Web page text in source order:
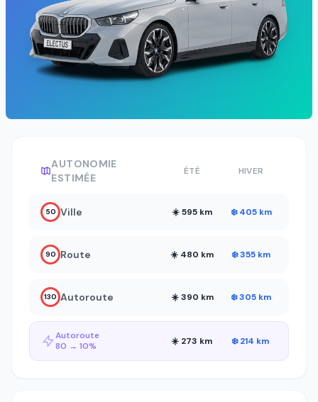
AUTONOMIE
ESTIMÉE
ÉTÉ HIVER
50 Ville ☀️ 595 km ❄️ 405 km
90 Route ☀️ 480 km ❄️ 355 km
130 Autoroute ☀️ 390 km ❄️ 305 km
Autoroute
80 → 10%
☀️ 273 km ❄️ 214 km